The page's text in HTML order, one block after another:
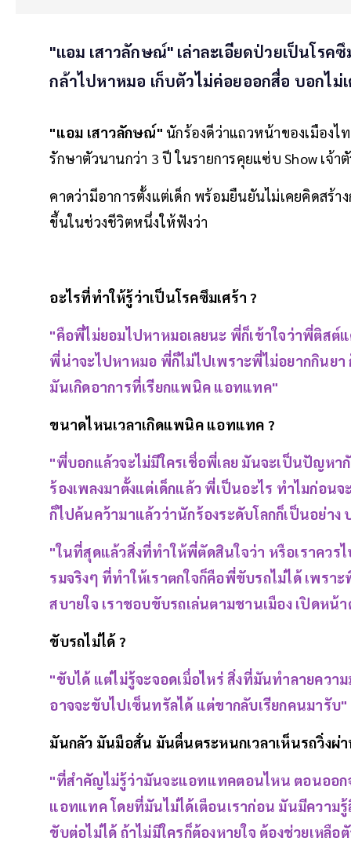
"แอม เสาวลักษณ์" เล่าละเอียดป่วยเป็นโรค
กล้าไปหาหมอ เก็บตัวไม่ค่อยออกสื่อ บอกไ
"แอม เสาวลักษณ์" นักร้องดีว่าแถวหน้าของเมืองไ
รักษาตัวนานกว่า 3 ปี ในรายการคุยแซ่บ Show เจ้า
คาดว่ามีอาการตั้งแต่เด็ก พร้อมยืนยันไม่เคยคิดสร้า
ขึ้นในช่วงชีวิตหนึ่งให้ฟังว่า
อะไรที่ทำให้รู้ว่าเป็นโรคซึมเศร้า ?
"คือพี่ไม่ยอมไปหาหมอเลยนะ พี่ก็เข้าใจว่าพี่ติสต์
พี่น่าจะไปหาหมอ พี่ก็ไม่ไปเพราะพี่ไม่อยากกินย
มันเกิดอาการที่เรียกแพนิค แอทแทค"
ขนาดไหนเวลาเกิดแพนิค แอทแทค ?
"พี่บอกแล้วจะไม่มีใครเชื่อพี่เลย มันจะเป็นปัญห
ร้องเพลงมาตั้งแต่เด็กแล้ว พี่เป็นอะไร ทำไมก่อ
ก็ไปค้นคว้ามาแล้วว่านักร้องระดับโลกก็เป็นอย่าง
"ในที่สุดแล้วสิ่งที่ทำให้พี่ตัดสินใจว่า หรือเราคว
รมจริงๆ ที่ทำให้เราตกใจก็คือพี่ขับรถไม่ได้ เพร
สบายใจ เราชอบขับรถเล่นตามชานเมือง เปิดหน้
ขับรถไม่ได้ ?
"ขับได้ แต่ไม่รู้จะจอดเมื่อไหร่ สิ่งที่มันทำลายคว
อาจจะขับไปเซ็นทรัลได้ แต่ขากลับเรียกคนมารับ"
มันกลัว มันมือสั่น มันตื่นตระหนกเวลาเห็นรถวิ่งผ่
"ที่สำคัญไม่รู้ว่ามันจะแอทแทคตอนไหน ตอนออก
แอทแทค โดยที่มันไม่ได้เตือนเราก่อน มันมีความ
ขับต่อไม่ได้ ถ้าไม่มีใครก็ต้องหายใจ ต้องช่วยเหลื